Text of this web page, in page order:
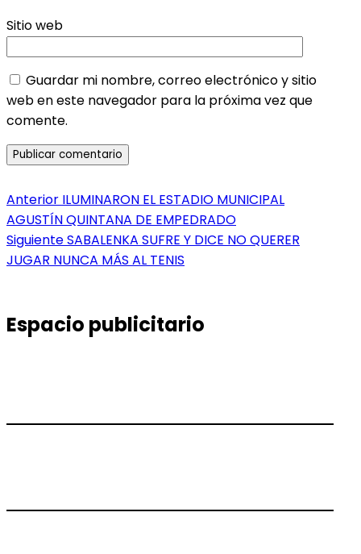
Sitio web
Guardar mi nombre, correo electrónico y sitio
web en este navegador para la próxima vez que
comente.
Navegación
de
entradas
Anterior Entrada
anterior:
ILUMINARON EL ESTADIO MUNICIPAL
AGUSTÍN QUINTANA DE EMPEDRADO
SiguienteEntrada
siguiente:
SABALENKA SUFRE Y DICE NO QUERER
JUGAR NUNCA MÁS AL TENIS
Espacio publicitario